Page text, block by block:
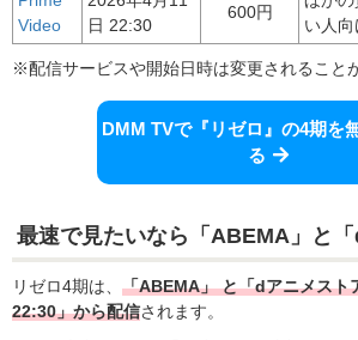
Video
日 22:30
600円
い人向
※配信サービスや開始日時は変更されること
DMM TVで『リゼロ』の4期を
る
最速で見たいなら「ABEMA」と「
リゼロ4期は、 「ABEMA」 と「dアニメスト
22:30」から配信されます。